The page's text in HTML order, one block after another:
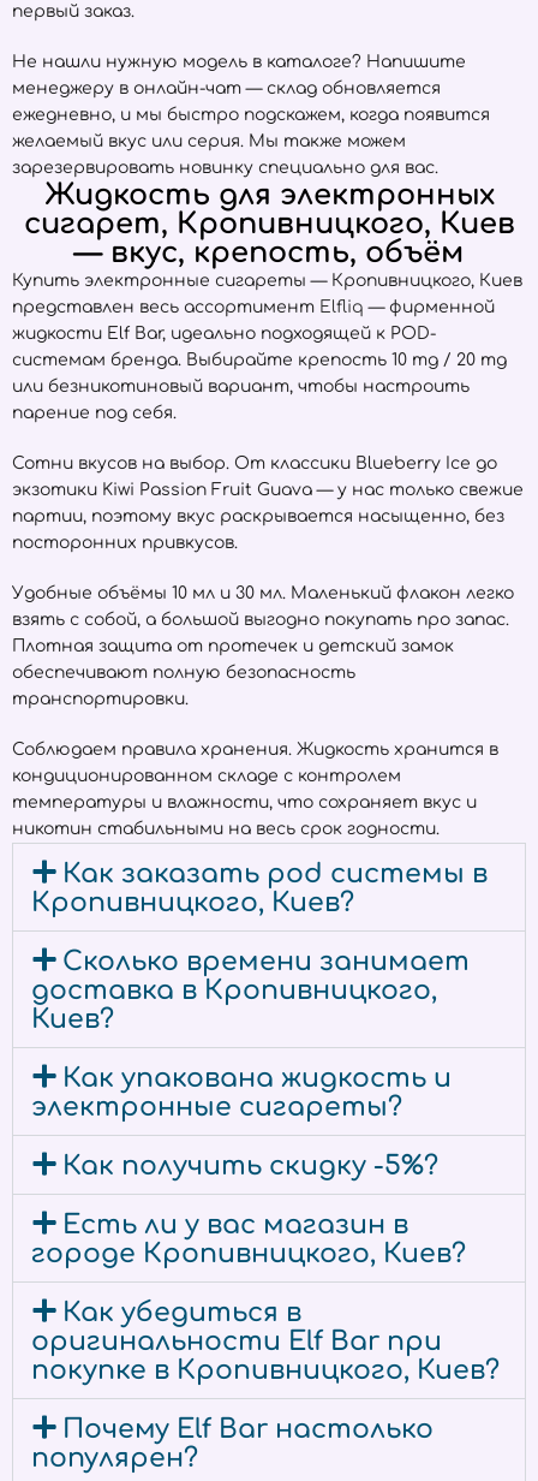
первый заказ.
Не нашли нужную модель в каталоге? Напишите
менеджеру в онлайн-чат — склад обновляется
ежедневно, и мы быстро подскажем, когда появится
желаемый вкус или серия. Мы также можем
зарезервировать новинку специально для вас.
Жидкость для электронных
сигарет, Кропивницкого, Киев
— вкус, крепость, объём
Купить электронные сигареты — Кропивницкого, Киев
представлен весь ассортимент Elfliq — фирменной
жидкости Elf Bar, идеально подходящей к POD-
системам бренда. Выбирайте крепость 10 mg / 20 mg
или безникотиновый вариант, чтобы настроить
парение под себя.
Сотни вкусов на выбор. От классики Blueberry Ice до
экзотики Kiwi Passion Fruit Guava — у нас только свежие
партии, поэтому вкус раскрывается насыщенно, без
посторонних привкусов.
Удобные объёмы 10 мл и 30 мл. Маленький флакон легко
взять с собой, а большой выгодно покупать про запас.
Плотная защита от протечек и детский замок
обеспечивают полную безопасность
транспортировки.
Соблюдаем правила хранения. Жидкость хранится в
кондиционированном складе с контролем
температуры и влажности, что сохраняет вкус и
никотин стабильными на весь срок годности.
Как заказать pod системы в
Кропивницкого, Киев?
Сколько времени занимает
доставка в Кропивницкого,
Киев?
Как упакована жидкость и
электронные сигареты?
Как получить скидку -5%?
Есть ли у вас магазин в
городе Кропивницкого, Киев?
Как убедиться в
оригинальности Elf Bar при
покупке в Кропивницкого, Киев?
Почему Elf Bar настолько
популярен?